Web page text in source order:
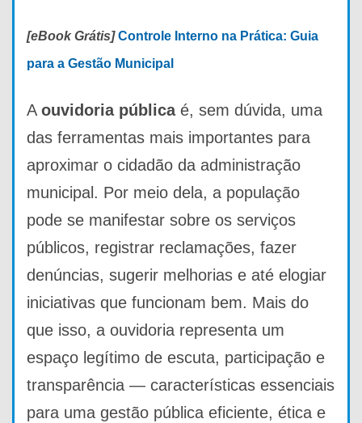
[eBook Grátis]Controle Interno na Prática: Guia
para a Gestão Municipal
A ouvidoria públicaé, sem dúvida, uma
das ferramentas mais importantes para
aproximar o cidadão da administração
municipal. Por meio dela, a população
pode se manifestar sobre os serviços
públicos, registrar reclamações, fazer
denúncias, sugerir melhorias e até elogiar
iniciativas que funcionam bem. Mais do
que isso, a ouvidoria representa um
espaço legítimo de escuta, participação e
transparência — características essenciais
para uma gestão pública eficiente, ética e